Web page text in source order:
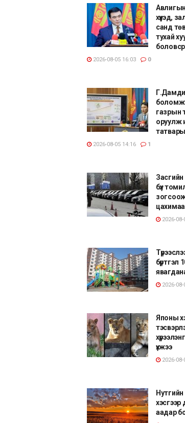
хүүхэд,
санд
тухай
2026-08-05 16:03 0
газрын
оруулж
2026-08-05 14:16 1
бүх
2026-08-
бүртгэл
2026-08-
Японы
үхжээ
2026-08-
Нутгийн
хэсгээр
аадар